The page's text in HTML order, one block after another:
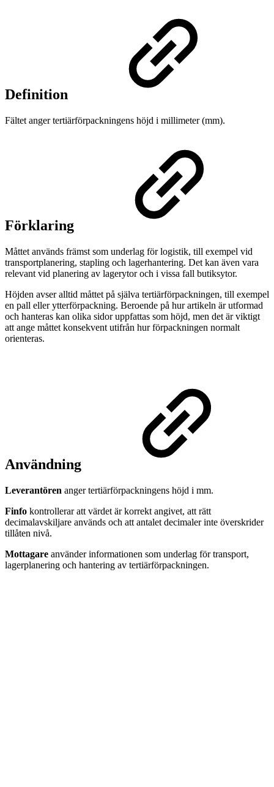
Definition
Fältet anger tertiärförpackningens höjd i millimeter (mm).
Förklaring
Måttet används främst som underlag för logistik, till exempel vid
transportplanering, stapling och lagerhantering. Det kan även vara
relevant vid planering av lagerytor och i vissa fall butiksytor.
Höjden avser alltid måttet på själva tertiärförpackningen, till exempel
en pall eller ytterförpackning. Beroende på hur artikeln är utformad
och hanteras kan olika sidor uppfattas som höjd, men det är viktigt
att ange måttet konsekvent utifrån hur förpackningen normalt
orienteras.
Användning
Leverantören anger tertiärförpackningens höjd i mm.
Finfo kontrollerar att värdet är korrekt angivet, att rätt
decimalavskiljare används och att antalet decimaler inte överskrider
tillåten nivå.
Mottagare använder informationen som underlag för transport,
lagerplanering och hantering av tertiärförpackningen.